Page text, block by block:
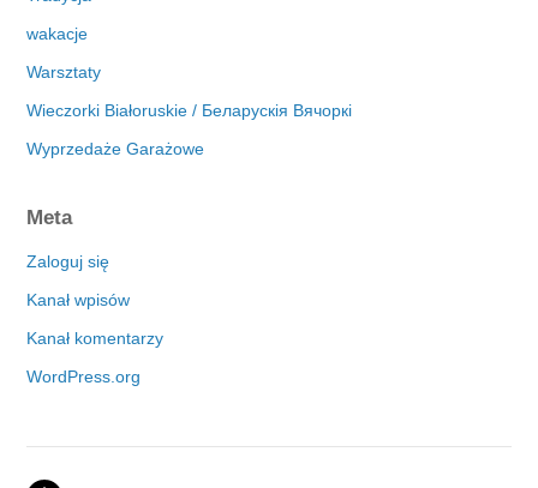
wakacje
Warsztaty
Wieczorki Białoruskie / Беларускія Вячоркі
Wyprzedaże Garażowe
Meta
Zaloguj się
Kanał wpisów
Kanał komentarzy
WordPress.org